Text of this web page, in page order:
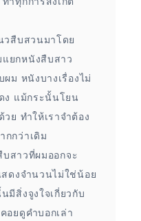
สืบสวนมาโดย
ยกหนังสืบสาว
ม หนังบางเรื่องไม่
ง แม้กระนั้นโยน
ย ทำให้เราจำต้อง
กกว่าเดิม
สาวที่ผมออกจะ
ดงจำนวนไม่ใช่น้อย
สิ่งจูงใจเกี่ยวกับ
อยดูคำบอกเล่า